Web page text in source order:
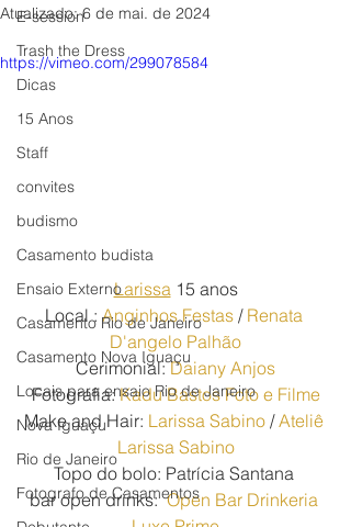
E-session
Trash the Dress
Dicas
15 Anos
Staff
convites
budismo
Casamento budista
Ensaio Externo
Casamento Rio de Janeiro
Casamento Nova Iguaçu
Locais para ensaio Rio de Janeiro
Nova Iguaçu
Rio de Janeiro
Fotografo de Casamentos
Atualizado:6 de mai. de 2024
https://vimeo.com/299078584
Larissa 15 anos
Local : Anginhos Festas / Renata
D'angelo Palhão
Cerimonial: Daiany Anjos
Fotografia: Kadu Bastos Foto e Filme
Make and Hair: Larissa Sabino / Ateliê
Larissa Sabino
Topo do bolo: Patrícia Santana
bar open drinks: Open Bar Drinkeria